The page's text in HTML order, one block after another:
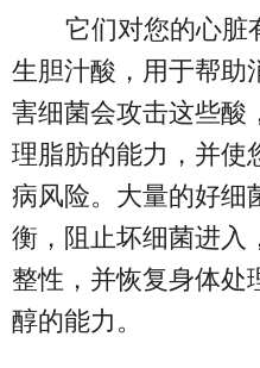
它们对您的心
生胆汁酸，用于帮助
害细菌会攻击这些酸
理脂肪的能力，并使
病风险。大量的好细
衡，阻止坏细菌进入
整性，并恢复身体处
醇的能力。